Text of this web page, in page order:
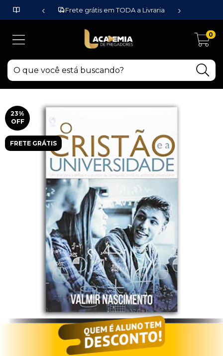
0
23%
OFF
FRETE GRÁTIS
‹ Frete grátis em TODA a Livraria ›